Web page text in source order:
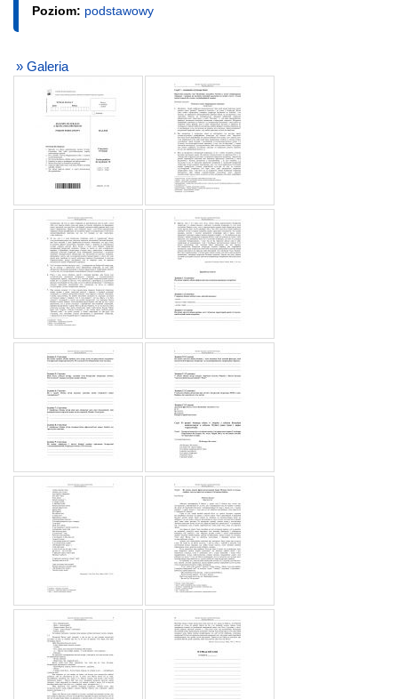
Poziom: podstawowy
» Galeria